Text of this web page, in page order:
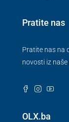
Pratite nas
Pratite nas na
novosti iz naše
OLX.ba